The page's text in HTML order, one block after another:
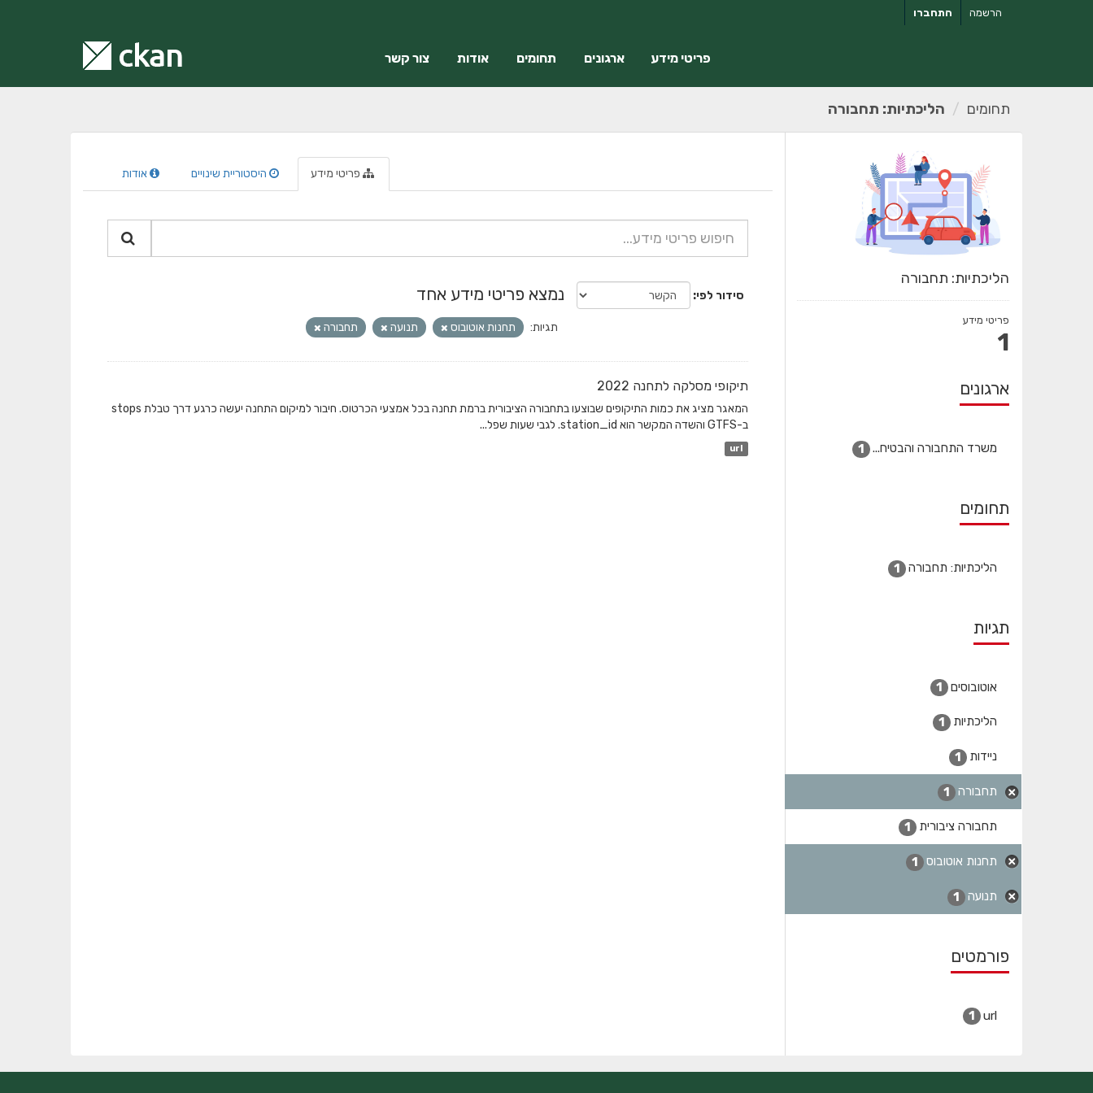
התחברו הרשמה
פריטי מידע ארגונים תחומים אודות צור קשר
תחומים הליכתיות: תחבורה
הליכתיות: תחבורה
פריטי מידע
1
ארגונים
משרד התחבורה והבטיח... 1
תחומים
הליכתיות: תחבורה 1
תגיות
אוטובוסים 1
הליכתיות 1
ניידות 1
תחבורה 1
תחבורה ציבורית 1
תחנות אוטובוס 1
תנועה 1
פורמטים
url
1
פריטי מידע היסטוריית שינויים אודות
סידור לפי נמצא פריטי מידע אחד
תגיות: תחנות אוטובוס תנועה תחבורה
תיקופי מסלקה לתחנה 2022
המאגר מציג את כמות התיקופים שבוצעו בתחבורה הציבורית ברמת תחנה בכל אמצעי הכרטוס. חיבור למיקום התחנה יעשה כרגע דרך טבלת stops
ב-GTFS והשדה המקשר הוא station_id. לגבי שעות שפל...
url